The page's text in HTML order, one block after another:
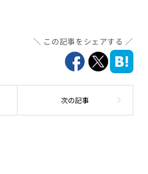
この記事をシェアする